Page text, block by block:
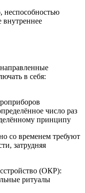
неспособностью
внутреннее
в себя:
число раз
принципу
со временем требуют
затрудняя